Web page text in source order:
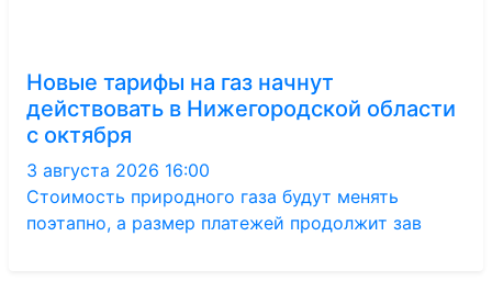
Новые тарифы на газ начнут
действовать в Нижегородской области
с октября
3 августа 2026 16:00
Стоимость природного газа будут менять
поэтапно, а размер платежей продолжит зав